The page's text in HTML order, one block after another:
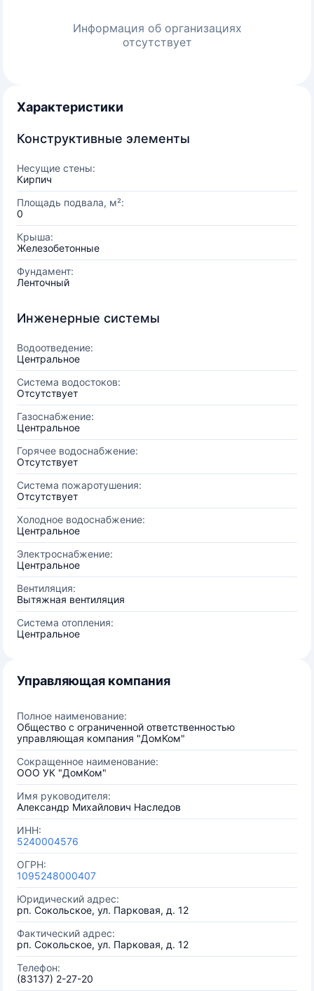
Информация об организациях
отсутствует
Характеристики
Конструктивные элементы
Несущие стены:
Кирпич
Площадь подвала, м²:
0
Крыша:
Железобетонные
Фундамент:
Ленточный
Инженерные системы
Водоотведение:
Центральное
Система водостоков:
Отсутствует
Газоснабжение:
Центральное
Горячее водоснабжение:
Отсутствует
Система пожаротушения:
Отсутствует
Холодное водоснабжение:
Центральное
Электроснабжение:
Центральное
Вентиляция:
Вытяжная вентиляция
Система отопления:
Центральное
Управляющая компания
Полное наименование:
Общество с ограниченной ответственностью
управляющая компания "ДомКом"
Сокращенное наименование:
ООО УК "ДомКом"
Имя руководителя:
Александр Михайлович Наследов
ИНН:
5240004576
ОГРН:
1095248000407
Юридический адрес:
рп. Сокольское, ул. Парковая, д. 12
Фактический адрес:
рп. Сокольское, ул. Парковая, д. 12
Телефон:
(83137) 2-27-20